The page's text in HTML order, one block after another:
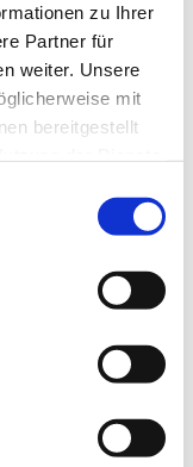
zu Ihrer
Partner für
weiter. Unsere
mit
bereitgestellt